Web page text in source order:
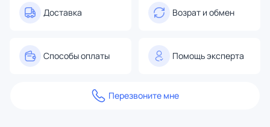
Доставка Возрат и обмен
Способы оплаты Помощь эксперта
Перезвоните мне